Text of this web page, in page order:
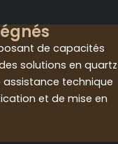
de capacités
solutions en quartz
technique
et de mise en